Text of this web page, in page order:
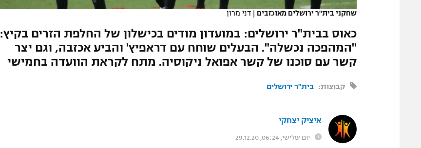
המגזיןשחקני בית"ר ירושלים מאוכזבים | דני מרון
כאוס בבית"ר ירושלים: במועדון מודים בכישלון של החלפת הזרים בקיץ:
"המהפכה נכשלה". הבעלים שוחח עם דראפיץ' והביע אכזבה, וגם יצר
קשר עם סוכנו של קשר אפואל ניקוסיה. מתח לקראת הוועדה בחמישי
קבוצות: בית"ר ירושלים
איציק יצחקי
יום שלישי, 06:24, 29.12.20